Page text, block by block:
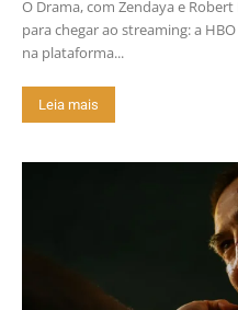
O Drama, com Zendaya e
para chegar ao streaming: a
na plataforma...
Leia mais